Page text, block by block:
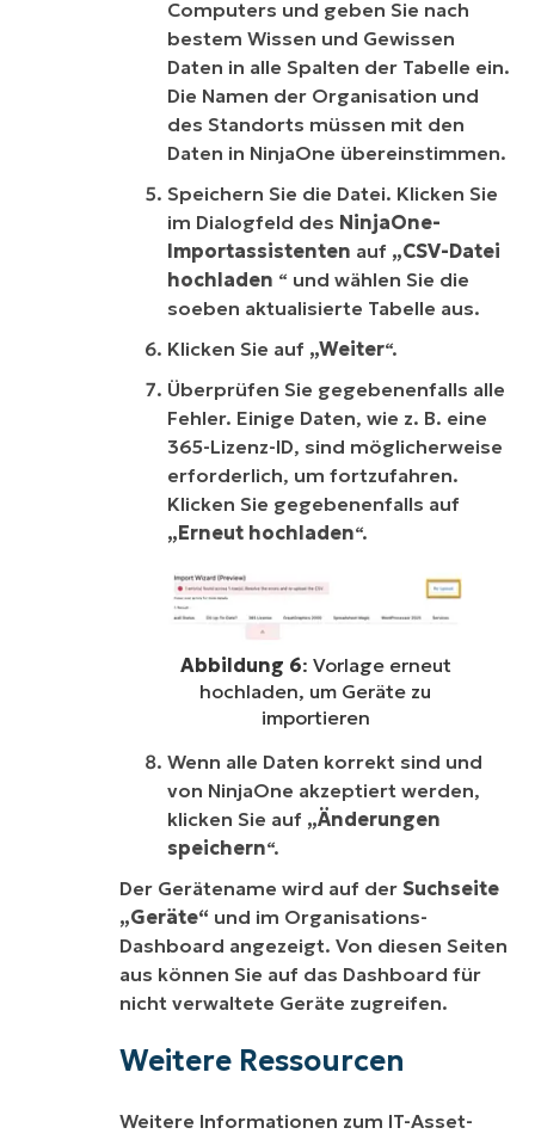
Computers und geben Sie nach
bestem Wissen und Gewissen
Daten in alle Spalten der Tabelle ein.
Die Namen der Organisation und
des Standorts müssen mit den
Daten in NinjaOne übereinstimmen.
Speichern Sie die Datei. Klicken Sie
im Dialogfeld des NinjaOne-
Importassistenten auf „CSV-Datei
hochladen “ und wählen Sie die
soeben aktualisierte Tabelle aus.
Klicken Sie auf „Weiter“.
Überprüfen Sie gegebenenfalls alle
Fehler. Einige Daten, wie z. B. eine
365-Lizenz-ID, sind möglicherweise
erforderlich, um fortzufahren.
Klicken Sie gegebenenfalls auf
„Erneut hochladen“.
Abbildung 6: Vorlage erneut
hochladen, um Geräte zu
importieren
Wenn alle Daten korrekt sind und
von NinjaOne akzeptiert werden,
klicken Sie auf „Änderungen
speichern“.
Der Gerätename wird auf der Suchseite
„Geräte“ und im Organisations-
Dashboard angezeigt. Von diesen Seiten
aus können Sie auf das Dashboard für
nicht verwaltete Geräte zugreifen.
Weitere Ressourcen
Weitere Informationen zum IT-Asset-